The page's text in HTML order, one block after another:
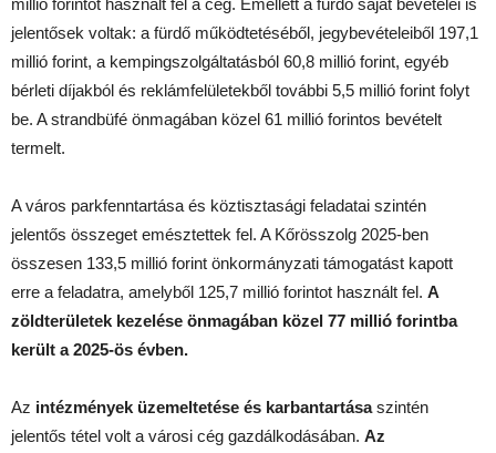
jelentősek voltak: a fürdő működtetéséből, jegybevételeiből 197,1
millió forint, a kempingszolgáltatásból 60,8 millió forint, egyéb
bérleti díjakból és reklámfelületekből további 5,5 millió forint folyt
be. A strandbüfé önmagában közel 61 millió forintos bevételt
termelt.
A város parkfenntartása és köztisztasági feladatai szintén
jelentős összeget emésztettek fel. A Kőrösszolg 2025-ben
összesen 133,5 millió forint önkormányzati támogatást kapott
erre a feladatra, amelyből 125,7 millió forintot használt fel. A
zöldterületek kezelése önmagában közel 77 millió forintba
került a 2025-ös évben.
Az intézmények üzemeltetése és karbantartásaszintén
jelentős tétel volt a városi cég gazdálkodásában. Az